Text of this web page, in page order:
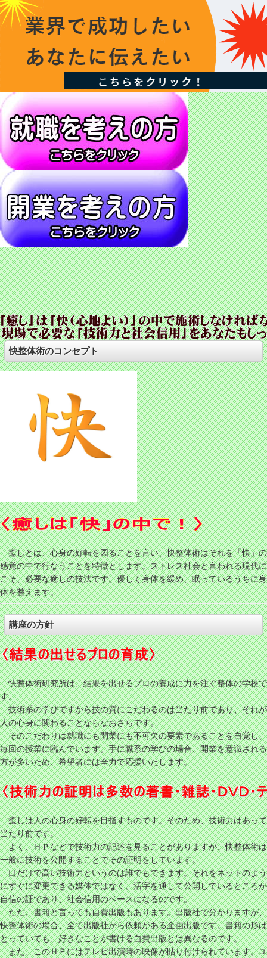
快整体術のコンセプト
癒しとは、心身の好転を図ることを言い、快整体術はそれを「快」の
感覚の中で行なうことを特徴とします。ストレス社会と言われる現代に
こそ、必要な癒しの技法です。優しく身体を緩め、眠っているうちに身
体を整えます。
講座の方針
快整体術研究所は、結果を出せるプロの養成に力を注ぐ整体の学校で
す。
技術系の学びですから技の質にこだわるのは当たり前であり、それが
人の心身に関わることならなおさらです。
そのこだわりは就職にも開業にも不可欠の要素であることを自覚し、
毎回の授業に臨んでいます。手に職系の学びの場合、開業を意識される
方が多いため、希望者には全力で応援いたします。
癒しは人の心身の好転を目指すものです。そのため、技術力はあって
当たり前です。
よく、ＨＰなどで技術力の記述を見ることがありますが、快整体術は
一般に技術を公開することでその証明をしています。
口だけで高い技術力というのは誰でもできます。それをネットのよう
にすぐに変更できる媒体ではなく、活字を通して公開しているところが
自信の証であり、社会信用のベースになるのです。
ただ、書籍と言っても自費出版もあります。出版社で分かりますが、
快整体術の場合、全て出版社から依頼がある企画出版です。書籍の形は
とっていても、好きなことが書ける自費出版とは異なるのです。
また、このＨＰにはテレビ出演時の映像が貼り付けられています。ユ